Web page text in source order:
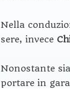
Nella
sere, invece
Nonostante
portare in